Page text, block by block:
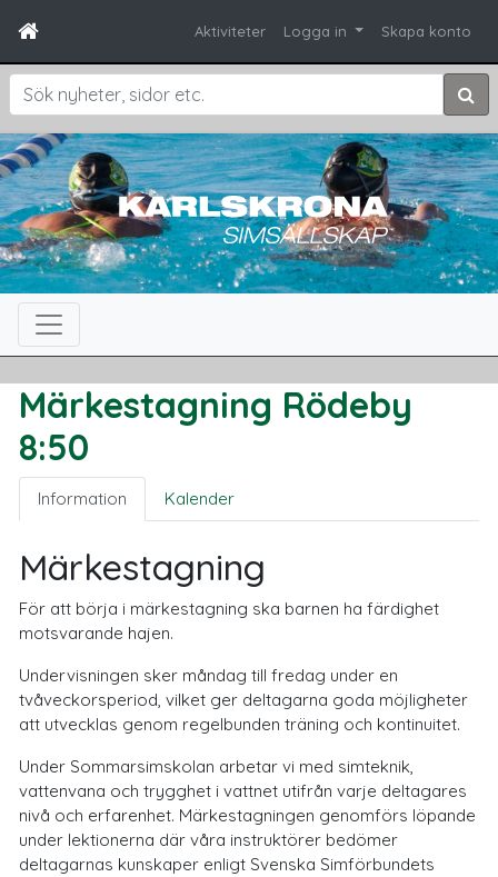
Aktiviteter Logga in Skapa konto
Sök
Märkestagning Rödeby
8:50
Information Kalender
Märkestagning
För att börja i märkestagning ska barnen ha färdighet
motsvarande hajen.
Undervisningen sker måndag till fredag under en
tvåveckorsperiod, vilket ger deltagarna goda möjligheter
att utvecklas genom regelbunden träning och kontinuitet.
Under Sommarsimskolan arbetar vi med simteknik,
vattenvana och trygghet i vattnet utifrån varje deltagares
nivå och erfarenhet. Märkestagningen genomförs löpande
under lektionerna där våra instruktörer bedömer
deltagarnas kunskaper enligt Svenska Simförbundets